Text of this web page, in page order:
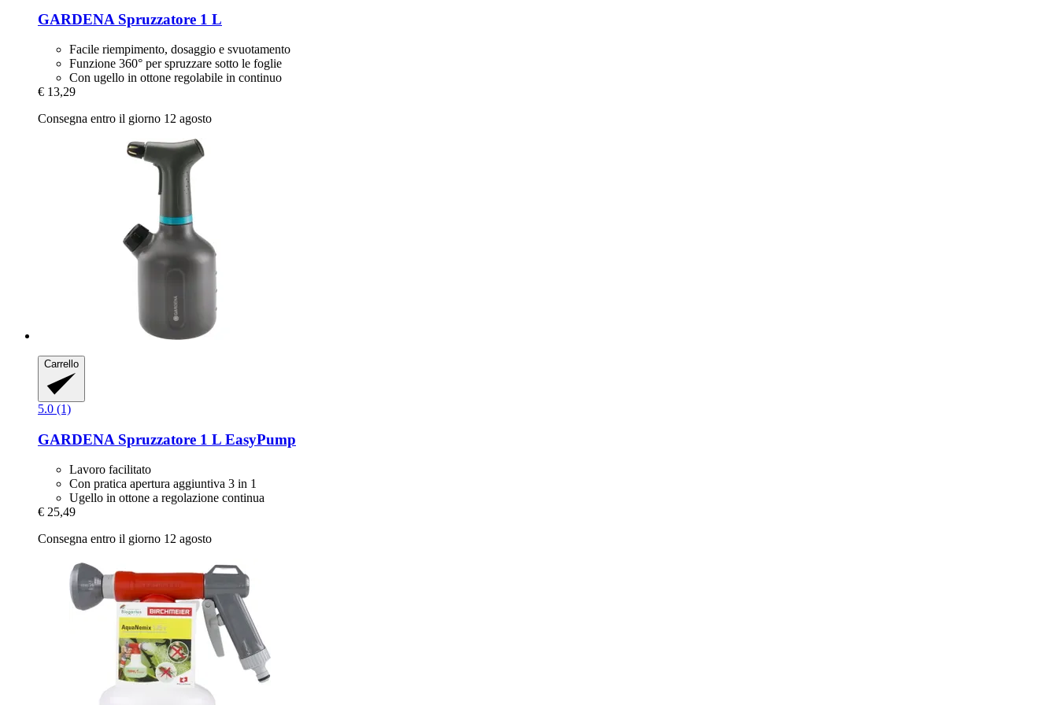
GARDENA Spruzzatore 1 L
Facile riempimento, dosaggio e svuotamento
Funzione 360° per spruzzare sotto le foglie
Con ugello in ottone regolabile in continuo
€ 13,29
Consegna entro il giorno 12 agosto
Carrello
5.0 (1)
GARDENA Spruzzatore 1 L EasyPump
Lavoro facilitato
Con pratica apertura aggiuntiva 3 in 1
Ugello in ottone a regolazione continua
€ 25,49
Consegna entro il giorno 12 agosto